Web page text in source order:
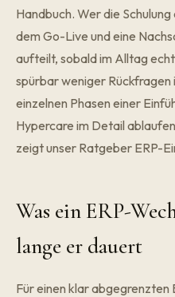
Handbuch. Wer die
dem Go-Live und eine
aufteilt, sobald im Alltag
spürbar weniger
einzelnen Phasen einer
Hypercare im Detail
zeigt unser Ratgeber ERP-
Was ein ERP-
lange er dauert
Für einen klar abgegrenzten